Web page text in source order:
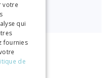
votre
qui
fournies
de